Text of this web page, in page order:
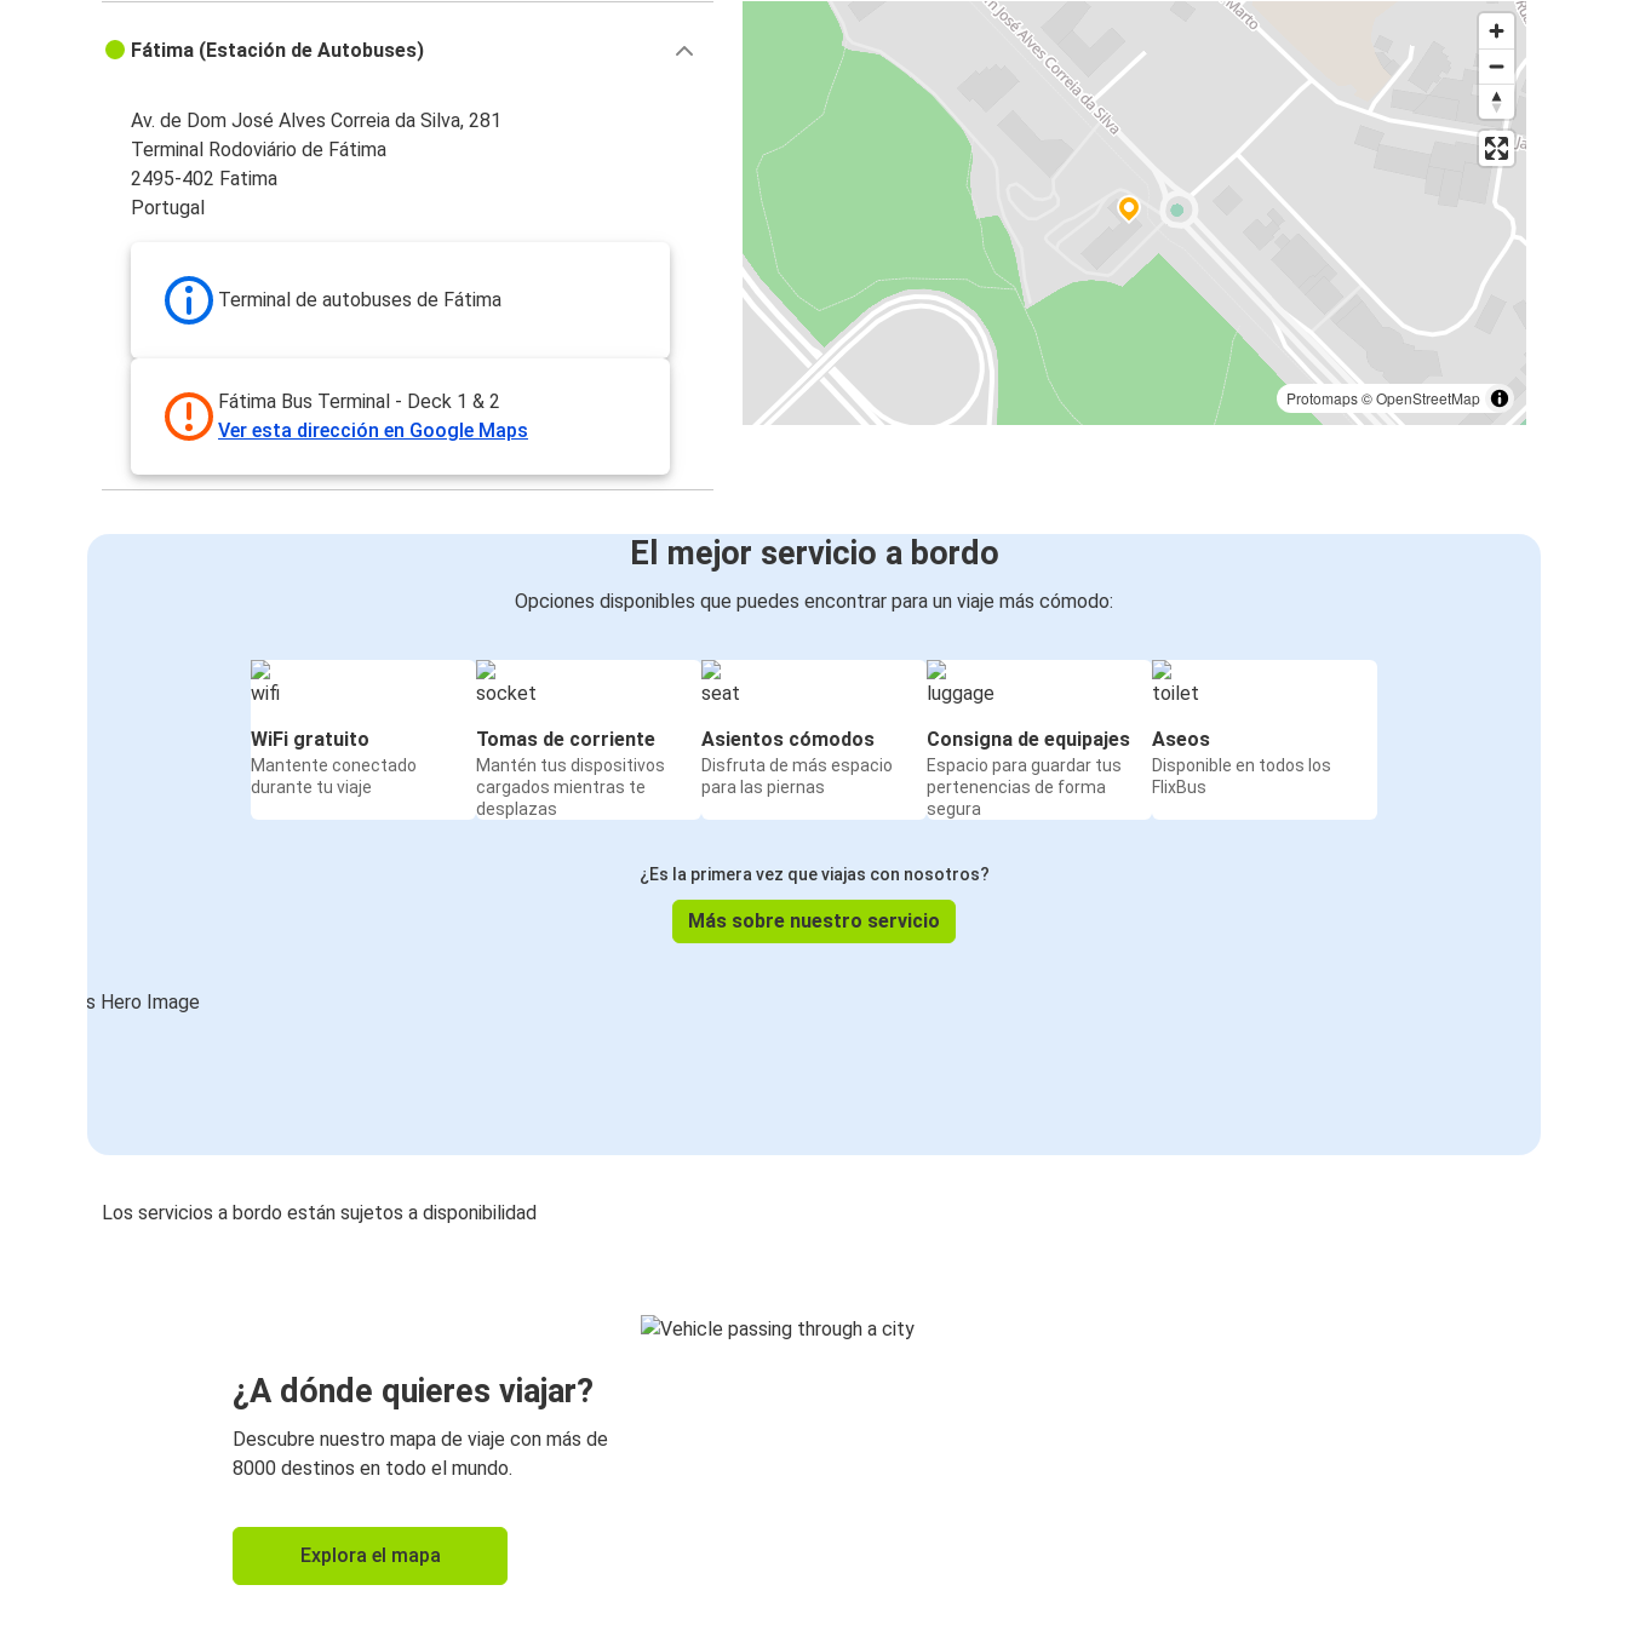
Protomaps©OpenStreetMap
Fátima (Estación de Autobuses)
Av. de Dom José Alves Correia da Silva, 281
Terminal Rodoviário de Fátima
2495-402 Fatima
Portugal
Terminal de autobuses de Fátima
Fátima Bus Terminal - Deck 1 & 2
Ver esta dirección en Google Maps
El mejor servicio a bordo
Opciones disponibles que puedes encontrar para un viaje más cómodo:
WiFi gratuito
Mantente conectado
durante tu viaje
Tomas de corriente
Mantén tus dispositivos
cargados mientras te
desplazas
Asientos cómodos
Disfruta de más espacio
para las piernas
Consigna de equipajes
Espacio para guardar tus
pertenencias de forma
segura
Aseos
Disponible en todos los
FlixBus
¿Es la primera vez que viajas con nosotros?
Más sobre nuestro servicio
Los servicios a bordo están sujetos a disponibilidad
¿A dónde quieres viajar?
Descubre nuestro mapa de viaje con más de
8000 destinos en todo el mundo.
Explora el mapa